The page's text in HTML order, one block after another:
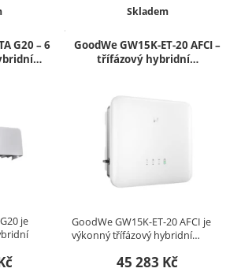
Dostupnost:
Skladem
G20 – 6
je
GoodWe GW15K‑ET‑20 AFCI –
třífázový hybridní…
GoodWe GW15K‑ET‑20 AFCI je
výkonný třífázový hybridní…
45 283 Kč